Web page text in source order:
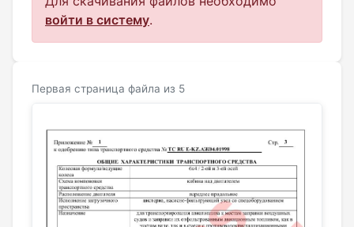
войти в систему.
Первая страница файла из 5